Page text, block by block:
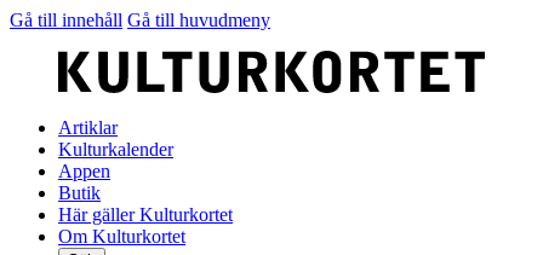
Gå till innehåll Gå till huvudmeny
Artiklar
Kulturkalender
Appen
Butik
Här gäller Kulturkortet
Om Kulturkortet